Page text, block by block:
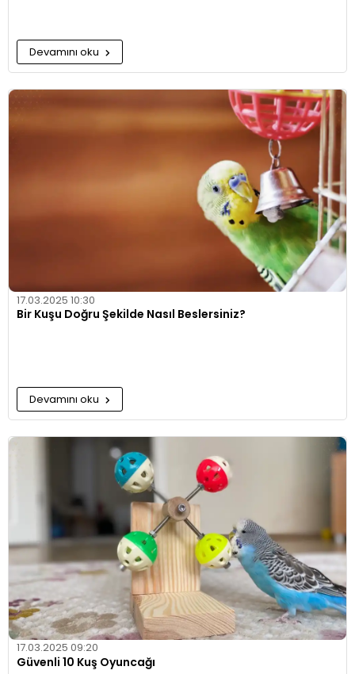
Devamını oku
17.03.2025 10:30
Bir Kuşu Doğru Şekilde Nasıl Beslersiniz?
Devamını oku
17.03.2025 09:20
Güvenli 10 Kuş Oyuncağı